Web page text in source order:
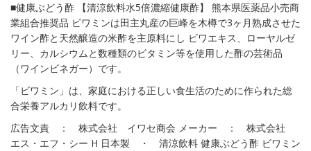
■健康ぶどう酢 【清涼飲料水5倍濃縮健康酢】 熊本県医薬品小売商
業組合推奨品 ビワミンは田主丸産の巨峰を木樽で3ヶ月熟成させた
ワイン酢と天然醸造の米酢を主原料にし ビワエキス、ローヤルゼ
リー、カルシウムと数種類のビタミン等を使用した酢の芸術品
（ワインビネガー）です。
「ビワミン」は、家庭における正しい食生活のために作られた総
合栄養アルカリ飲料です。
広告文責 ： 株式会社 イワセ商会 メーカー ： 株式会社
エス・エフ・シー H 日本製 ・ 清涼飲料 健康ぶどう酢 ビワミン